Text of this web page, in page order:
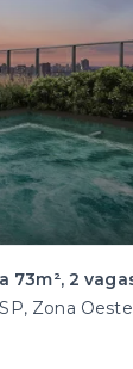
Zona Oeste